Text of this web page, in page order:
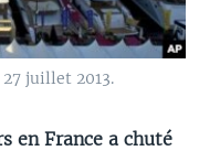
juillet 2013.
en France a chuté